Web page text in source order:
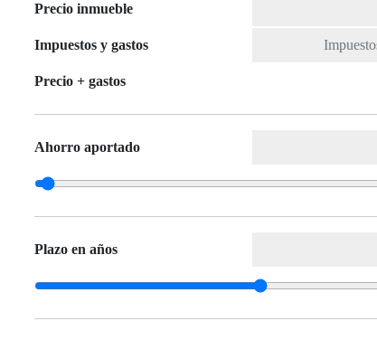
Precio inmueble
Impuestos y gastos
Precio + gastos
Ahorro aportado
Plazo en años